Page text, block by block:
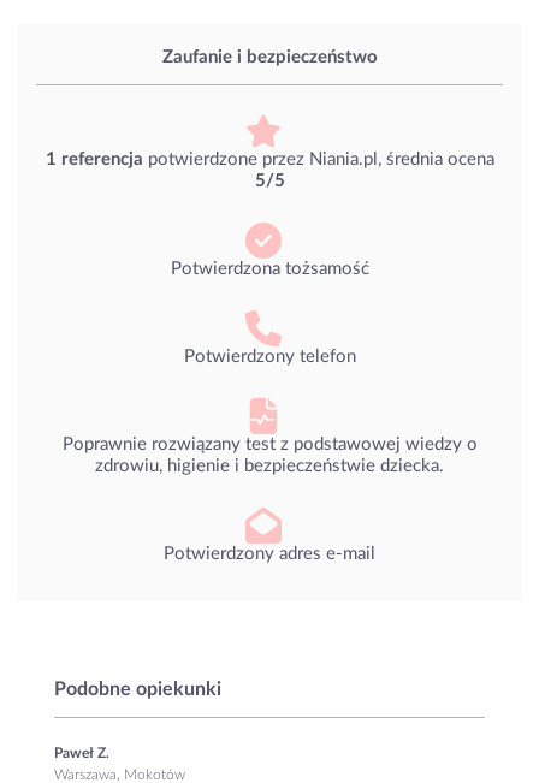
Zaufanie i bezpieczeństwo
1 referencja potwierdzone przez Niania.pl, średnia ocena
5/5
Potwierdzona tożsamość
Potwierdzony telefon
Poprawnie rozwiązany test z podstawowej wiedzy o
zdrowiu, higienie i bezpieczeństwie dziecka.
Potwierdzony adres e-mail
Podobne opiekunki
Paweł Z.
Warszawa, Mokotów